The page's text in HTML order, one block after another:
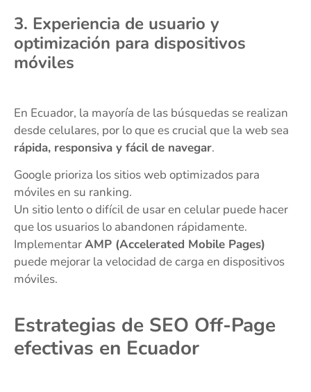
3. Experiencia de usuario y
optimización para dispositivos
móviles
En Ecuador, la mayoría de las búsquedas se realizan
desde celulares, por lo que es crucial que la web sea
rápida, responsiva y fácil de navegar.
Google prioriza los sitios web optimizados para
móviles en su ranking.
Un sitio lento o difícil de usar en celular puede hacer
que los usuarios lo abandonen rápidamente.
ImplementarAMP (Accelerated Mobile Pages)
puede mejorar la velocidad de carga en dispositivos
móviles.
Estrategias de SEO Off-Page
efectivas en Ecuador